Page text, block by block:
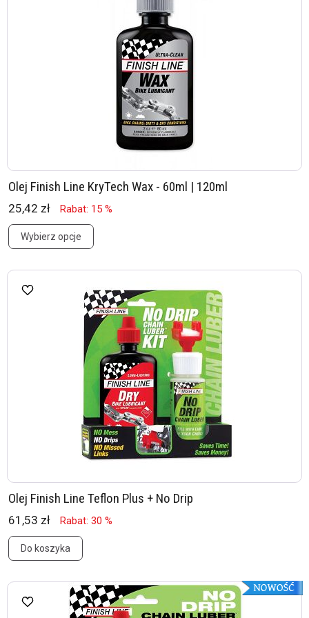
Olej Finish Line KryTech Wax - 60ml | 120ml
25,42 zł Rabat: 15 %
Wybierz opcje
Olej Finish Line Teflon Plus + No Drip
61,53 zł Rabat: 30 %
Do koszyka